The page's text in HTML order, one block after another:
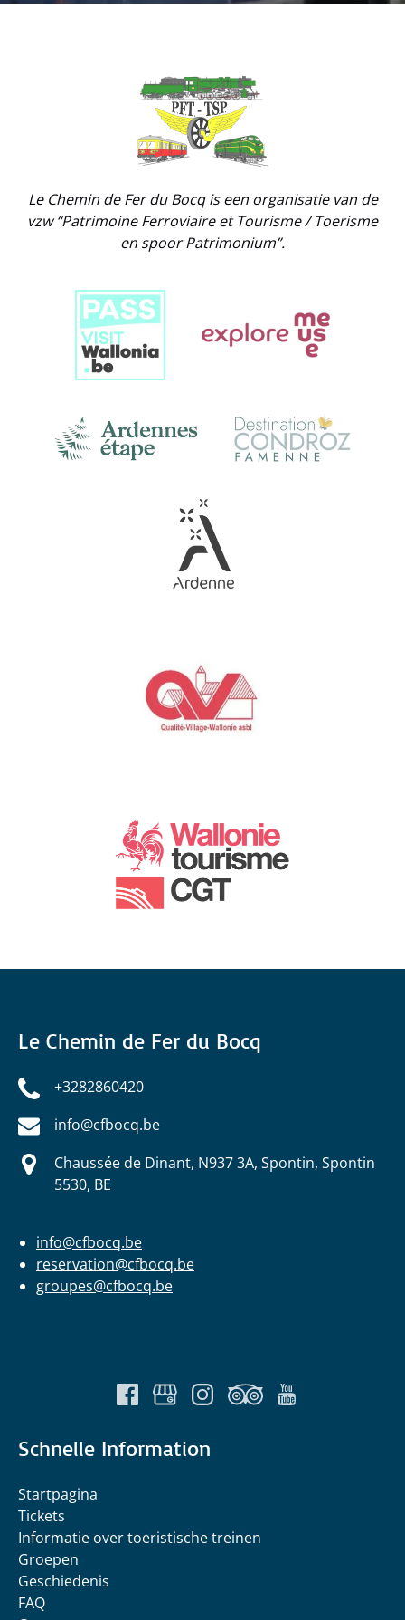
Le Chemin de Fer du Bocq is een organisatie van de
vzw “Patrimoine Ferroviaire et Tourisme / Toerisme
en spoor Patrimonium”.
Le Chemin de Fer du Bocq
+3282860420
info@cfbocq.be
Chaussée de Dinant, N937 3A, Spontin, Spontin
5530, BE
info@cfbocq.be
reservation@cfbocq.be
groupes@cfbocq.be
Schnelle Information
Startpagina
Tickets
Informatie over toeristische treinen
Groepen
Geschiedenis
FAQ